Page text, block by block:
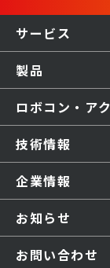
サービス
製品
ロボコン・ア
技術情報
企業情報
お知らせ
お問い合わせ